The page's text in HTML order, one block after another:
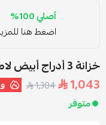
أصلي 100%
اضغط هنا
خزانة 3 أدراج أبيض لامع - تصميم بلمسة راقية
1,043
1,304
متوفر